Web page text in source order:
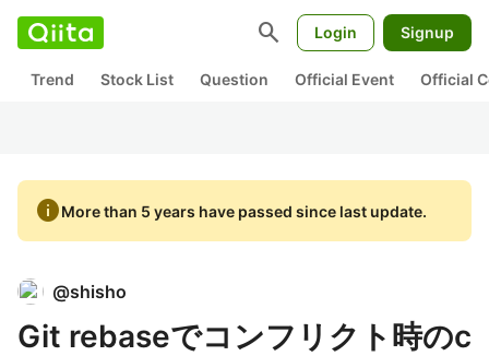
search Login Signup
Trend Stock List Question Official Event Official
infoMore than 5 years have passed since last update.
@shisho
Git rebaseでコンフリクト時のc